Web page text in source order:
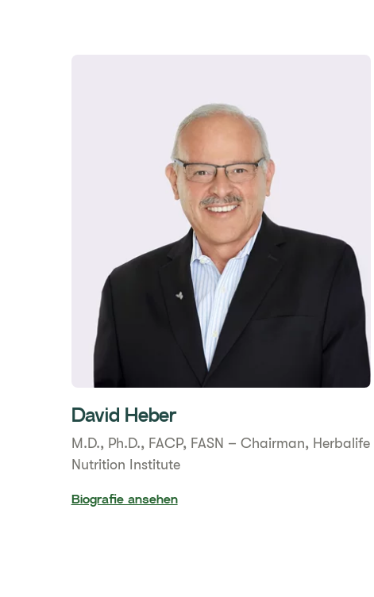
David Heber
M.D., Ph.D., FACP, FASN – Chairman, Herbalife
Nutrition Institute
Biografie ansehen